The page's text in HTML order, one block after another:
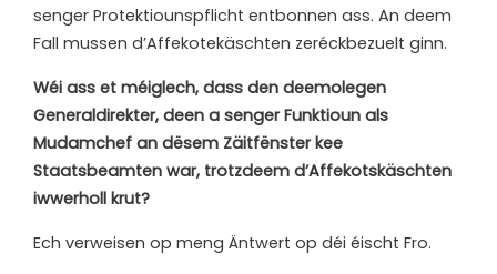
senger Protektiounspflicht entbonnen ass. An deem
Fall mussen d’Affekotekäschten zeréckbezuelt ginn.
Wéi ass et méiglech, dass den deemolegen
Generaldirekter, deen a senger Funktioun als
Mudamchef an dësem Zäitfënster kee
Staatsbeamten war, trotzdeem d’Affekotskäschten
iwwerholl krut?
Ech verweisen op meng Äntwert op déi éischt Fro.